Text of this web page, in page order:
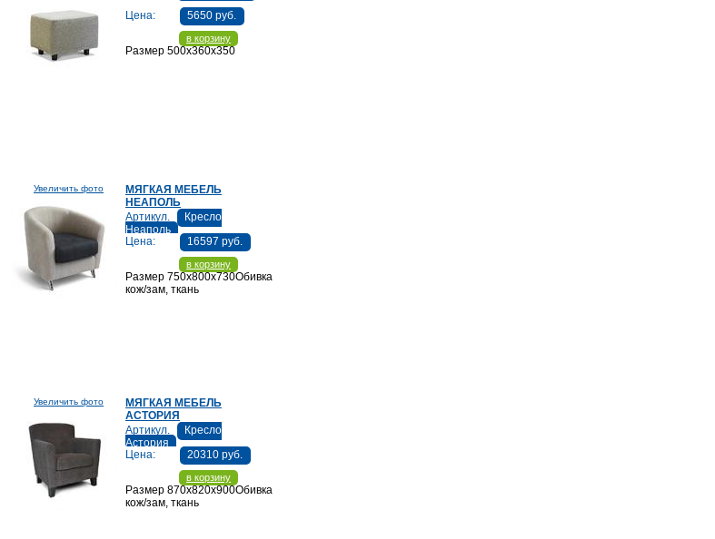
Цена:
5650 руб.
в корзину
Размер 500х360х350
Увеличить фото
МЯГКАЯ МЕБЕЛЬ
НЕАПОЛЬ
Артикул.
Кресло
Неаполь
Цена:
16597 руб.
в корзину
Размер 750х800х730Обивка
кож/зам, ткань
Увеличить фото
МЯГКАЯ МЕБЕЛЬ
АСТОРИЯ
Артикул.
Кресло
Астория
Цена:
20310 руб.
в корзину
Размер 870х820х900Обивка
кож/зам, ткань